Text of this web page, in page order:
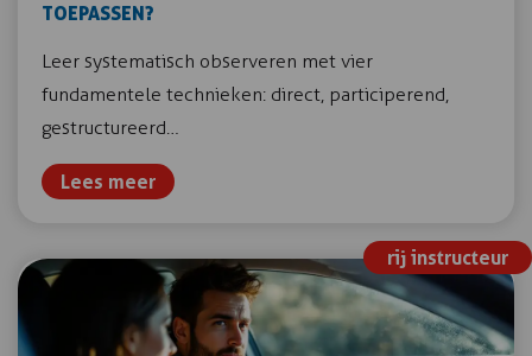
TOEPASSEN?
Leer systematisch observeren met vier
fundamentele technieken: direct, participerend,
gestructureerd…
Lees meer
rij instructeur